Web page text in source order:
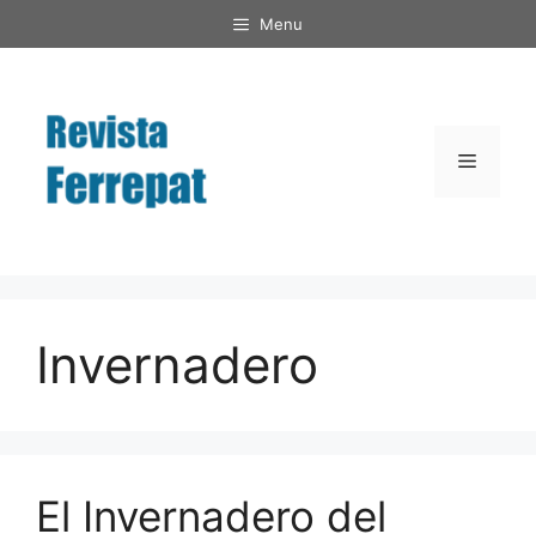
al
Menu
Menú
Invernadero
El Invernadero del